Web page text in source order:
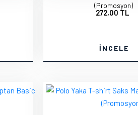
(Promosyon)
272,00 TL
İNCELE